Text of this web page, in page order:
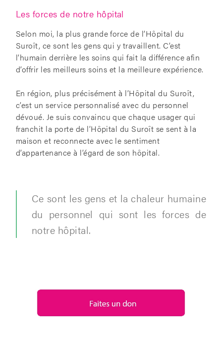
Les forces de notre hôpital
Selon moi, la plus grande force de l’Hôpital du
Suroît, ce sont les gens qui y travaillent. C’est
l’humain derrière les soins qui fait la différence afin
d’offrir les meilleurs soins et la meilleure expérience.
En région, plus précisément à l’Hôpital du Suroît,
c’est un service personnalisé avec du personnel
dévoué. Je suis convaincu que chaque usager qui
franchit la porte de l’Hôpital du Suroît se sent à la
maison et reconnecte avec le sentiment
d’appartenance à l’égard de son hôpital.
Ce sont les gens et la chaleur humaine
du personnel qui sont les forces de
notre hôpital.